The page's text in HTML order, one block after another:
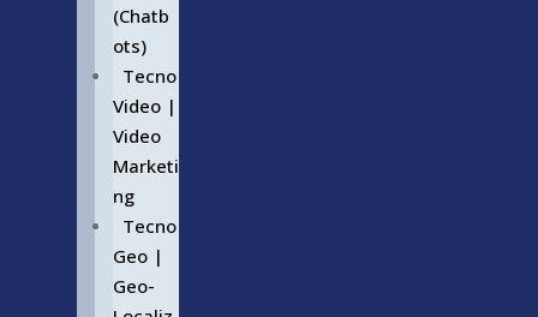
(Chatb
ots)
Tecno
Video |
Video
Marketi
ng
Tecno
Geo |
Geo-